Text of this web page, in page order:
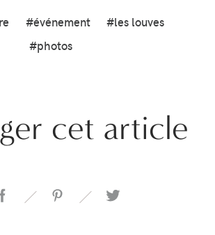
#événement
#les louves
#photos
cet article